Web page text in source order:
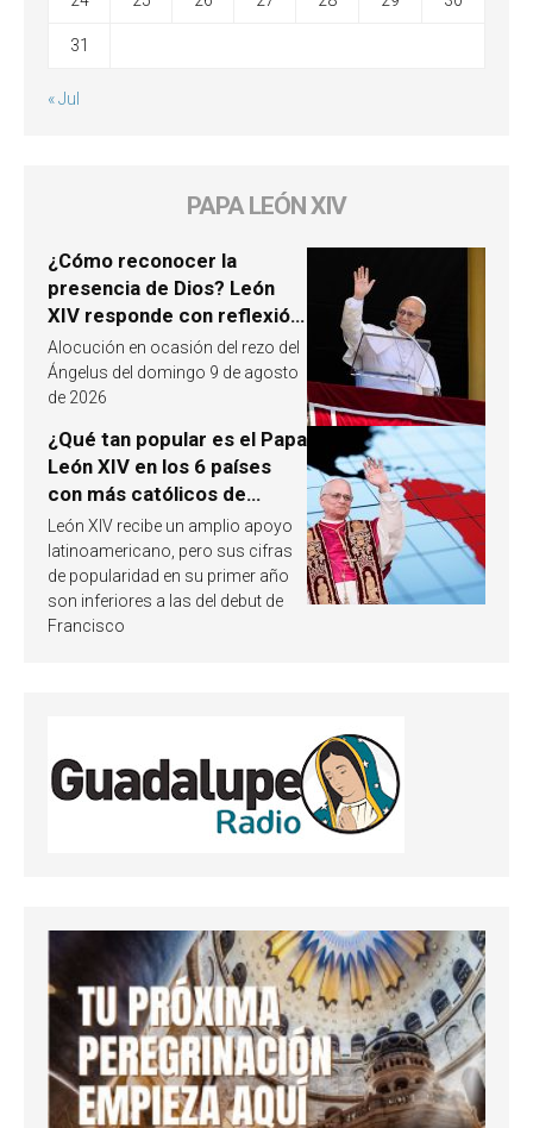
31
« Jul
PAPA LEÓN XIV
¿Cómo reconocer la
presencia de Dios? León
XIV responde con reflexión
a partir de un pasaje del
Evangelio
Alocución en ocasión del rezo del
Ángelus del domingo 9 de agosto
de 2026
¿Qué tan popular es el Papa
León XIV en los 6 países
con más católicos de
América Latina en 2026?
Publican resultados de
investigación
León XIV recibe un amplio apoyo
latinoamericano, pero sus cifras
de popularidad en su primer año
son inferiores a las del debut de
Francisco